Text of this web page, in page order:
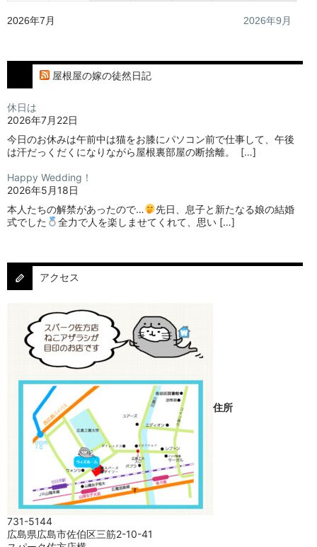
2026年7月 2026年9月
屋根屋の嫁の徒然日記
休日は
2026年7月22日
今日のお休みは午前中は猫をお膝にパソコン前で仕事して、午後
は汗だっくだくになりながら屋根裏部屋の断捨離。⁡ ⁡ […]
Happy Wedding！
2026年5月18日
本人たちの解禁があったので…
⁡⁡先日、息子と新たなる娘の結婚
式でした
⁡⁡⁡全力で人を楽しませてくれて、思い […]
アクセス
住所
731-5144
広島県広島市佐伯区三筋2-10-41